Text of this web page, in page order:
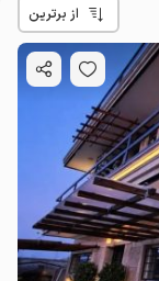
از برترین